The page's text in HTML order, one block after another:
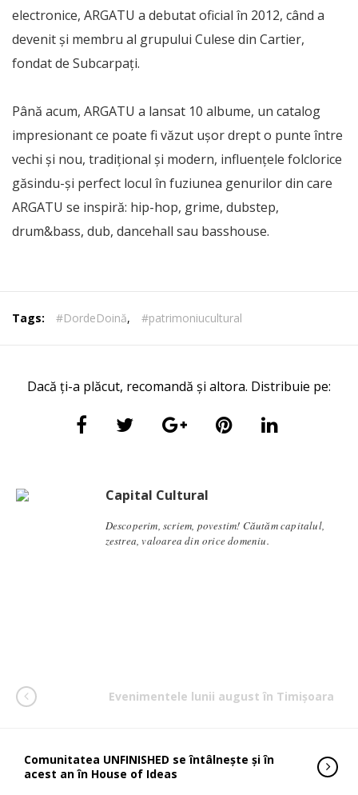
electronice, ARGATU a debutat oficial în 2012, când a
devenit și membru al grupului Culese din Cartier,
fondat de Subcarpați.
Până acum, ARGATU a lansat 10 albume, un catalog
impresionant ce poate fi văzut ușor drept o punte între
vechi și nou, tradițional și modern, influențele folclorice
găsindu-și perfect locul în fuziunea genurilor din care
ARGATU se inspiră: hip-hop, grime, dubstep,
drum&bass, dub, dancehall sau basshouse.
Tags: #DordeDoină, #patrimoniucultural
Dacă ți-a plăcut, recomandă și altora. Distribuie pe:
Capital Cultural
Descoperim, scriem, povestim! Căutăm capitalul,
zestrea, valoarea din orice domeniu.
Evenimentele lunii august în Timișoara
Comunitatea UNFINISHED se întâlnește și în
acest an în House of Ideas